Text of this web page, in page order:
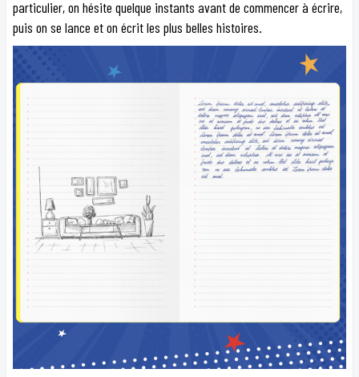
particulier, on hésite quelque instants avant de commencer à écrire,
puis on se lance et on écrit les plus belles histoires.